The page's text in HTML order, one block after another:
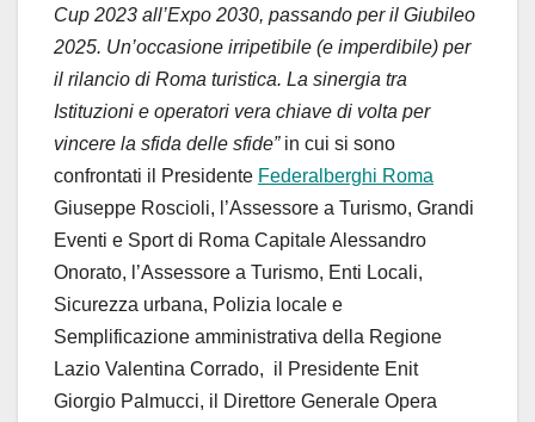
Cup 2023 all’Expo 2030, passando per il Giubileo
2025. Un’occasione irripetibile (e imperdibile) per
il rilancio di Roma turistica. La sinergia tra
Istituzioni e operatori vera chiave di volta per
vincere la sfida delle sfide”in cui si sono
confrontati il Presidente Federalberghi Roma
Giuseppe Roscioli, l’Assessore a Turismo, Grandi
Eventi e Sport di Roma Capitale Alessandro
Onorato, l’Assessore a Turismo, Enti Locali,
Sicurezza urbana, Polizia locale e
Semplificazione amministrativa della Regione
Lazio Valentina Corrado, il Presidente Enit
Giorgio Palmucci, il Direttore Generale Opera